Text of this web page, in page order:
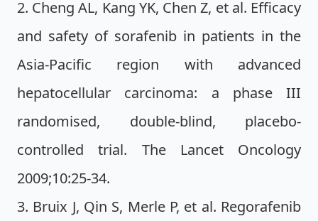
2. Cheng AL, Kang YK, Chen Z, et al. Efficacy
and safety of sorafenib in patients in the
Asia-Pacific region with advanced
hepatocellular carcinoma: a phase III
randomised, double-blind, placebo-
controlled trial. The Lancet Oncology
2009;10:25-34.
3. Bruix J, Qin S, Merle P, et al. Regorafenib